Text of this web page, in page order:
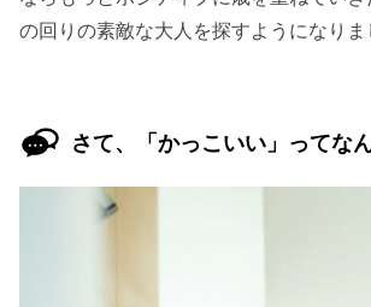
の回りの素敵な大人を探すようになりま
さて、「かっこいい」ってな